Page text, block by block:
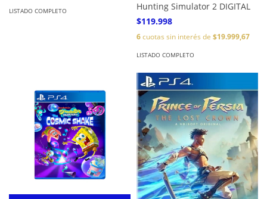
LISTADO COMPLETO
Hunting Simulator 2 DIGITAL
$119.998
6cuotas sin interés de $19.999,67
LISTADO COMPLETO